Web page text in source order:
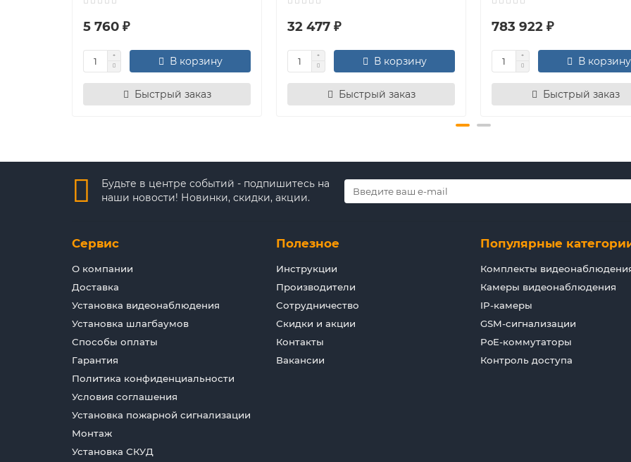
5 760 ₽
В корзину
Быстрый заказ
32 477 ₽
В корзину
Быстрый заказ
783 922 ₽
В корзину
Быстрый заказ
Будьте в центре событий - подпишитесь на
наши новости! Новинки, скидки, акции.
Сервис
О компании
Доставка
Установка видеонаблюдения
Установка шлагбаумов
Способы оплаты
Гарантия
Политика конфиденциальности
Условия соглашения
Установка пожарной сигнализации
Монтаж
Установка СКУД
Полезное
Инструкции
Производители
Сотрудничество
Скидки и акции
Контакты
Вакансии
Популярные
Комплекты
Камеры видеонаблюдения
IP-камеры
GSM-сигнализации
PoE-коммутаторы
Контроль доступа